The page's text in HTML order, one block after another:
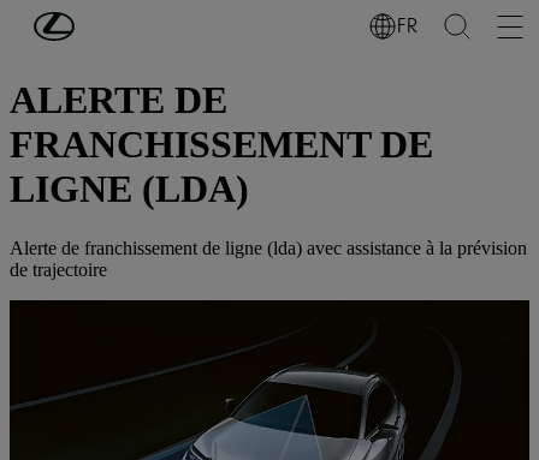
Passer au contenu principal (Appuyez sur Enter) FR
DÉCOUVREZ LEXUS
ALERTE DE
FRANCHISSEMENT DE
LIGNE (LDA)
Alerte de franchissement de ligne (lda) avec assistance à la prévision
de trajectoire